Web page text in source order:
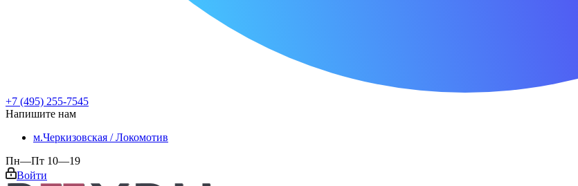
+7 (495) 255-7545
Напишите нам
м.Черкизовская / Локомотив
Пн—Пт 10—19
Войти